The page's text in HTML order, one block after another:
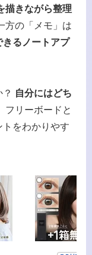
描きながら整理
方の「メモ」は
きるノートアプ
自分にはどち
フリーボードと
トをわかりやす